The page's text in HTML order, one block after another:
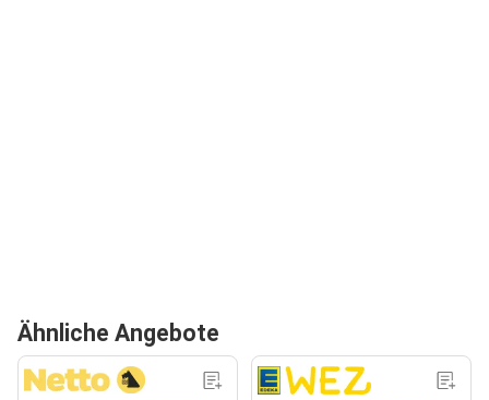
Ähnliche Angebote